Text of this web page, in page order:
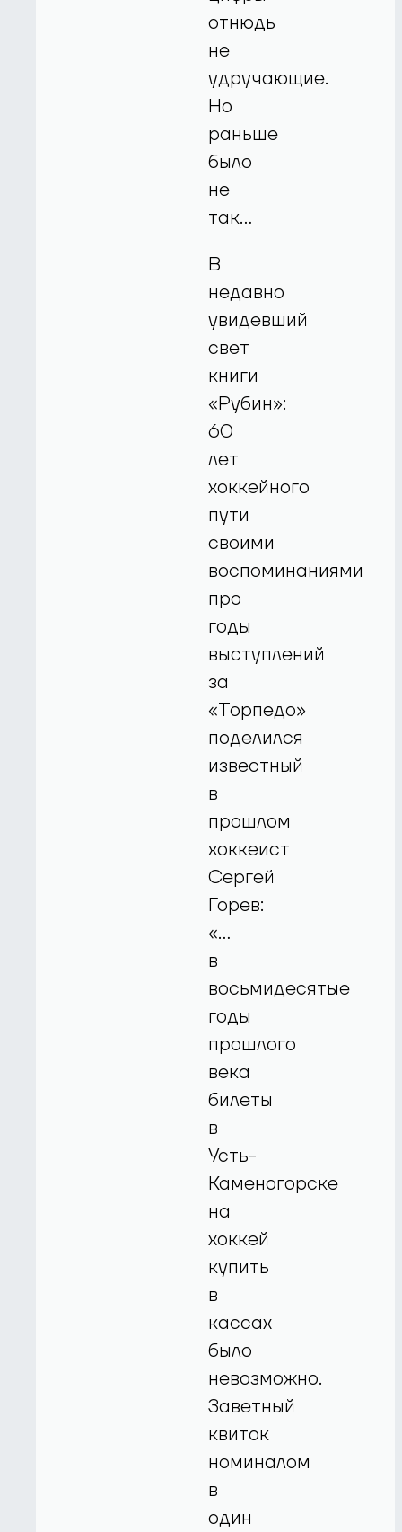
отнюдь
не
удручающие.
Но
раньше
было
не
так…
В
недавно
увидевший
свет
книги
«Рубин»:
60
лет
хоккейного
пути
своими
воспоминаниями
про
годы
выступлений
за
«Торпедо»
поделился
известный
в
прошлом
хоккеист
Сергей
Горев:
«…
в
восьмидесятые
годы
прошлого
века
билеты
в
Усть-
Каменогорске
на
хоккей
купить
в
кассах
было
невозможно.
Заветный
квиток
номиналом
в
один